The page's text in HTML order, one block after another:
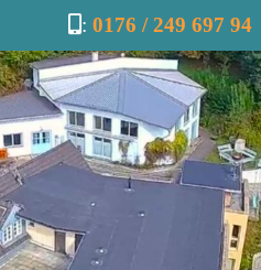
: 0176 / 249 697 94